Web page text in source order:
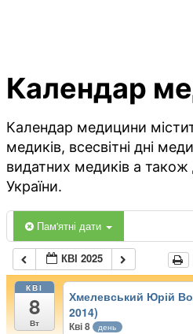
Календар
Календар медицини
медиків, всесвітні дні
видатних медиків а також
України.
Пам'ятні дати
КВІ 2025
КВІ
8
Вт
Хмелевський Юрій
2014)
Кві 8 день